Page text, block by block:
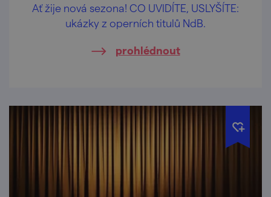
Ať žije nová sezona! CO UVIDÍTE, USLYŠÍTE:
ukázky z operních titulů NdB.
prohlédnout